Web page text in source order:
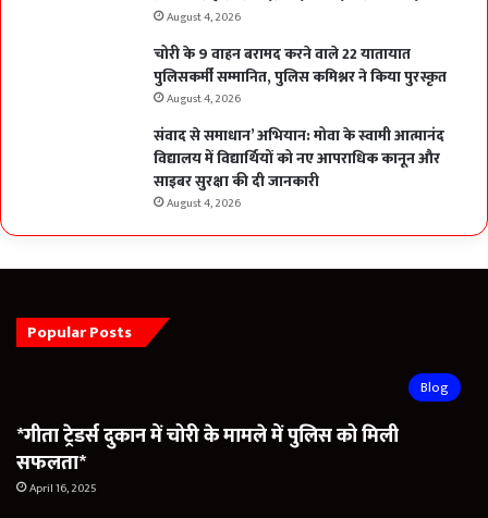
August 4, 2026
चोरी के 9 वाहन बरामद करने वाले 22 यातायात
पुलिसकर्मी सम्मानित, पुलिस कमिश्नर ने किया पुरस्कृत
August 4, 2026
संवाद से समाधान’ अभियान: मोवा के स्वामी आत्मानंद
विद्यालय में विद्यार्थियों को नए आपराधिक कानून और
साइबर सुरक्षा की दी जानकारी
August 4, 2026
Popular Posts
Blog
*गीता ट्रेडर्स दुकान में चोरी के मामले में पुलिस को मिली
सफलता*
April 16, 2025